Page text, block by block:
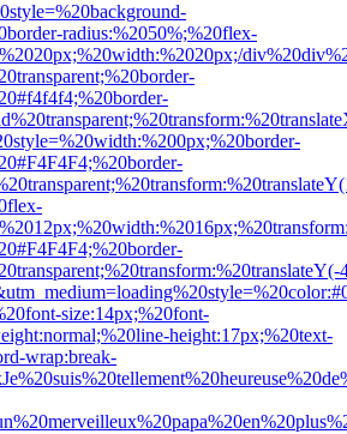
radius:%2050%;%20flex-
size:14px;%20font-
height:17px;%20text-
wrap:break-